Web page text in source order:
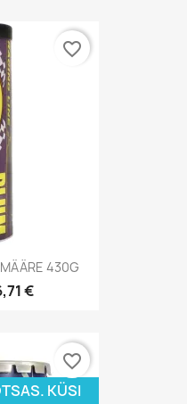
430G
€
favorite_border
KÜSI
favorite_border